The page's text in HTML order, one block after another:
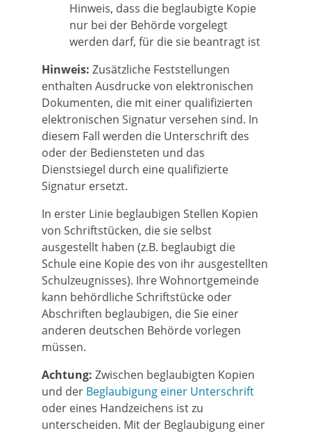
Hinweis, dass die beglaubigte Kopie
nur bei der Behörde vorgelegt
werden darf, für die sie beantragt ist
Hinweis: Zusätzliche Feststellungen
enthalten Ausdrucke von elektronischen
Dokumenten, die mit einer qualifizierten
elektronischen Signatur versehen sind. In
diesem Fall werden die Unterschrift des
oder der Bediensteten und das
Dienstsiegel durch eine qualifizierte
Signatur ersetzt.
In erster Linie beglaubigen Stellen Kopien
von Schriftstücken, die sie selbst
ausgestellt haben (z.B. beglaubigt die
Schule eine Kopie des von ihr ausgestellten
Schulzeugnisses). Ihre Wohnortgemeinde
kann behördliche Schriftstücke oder
Abschriften beglaubigen, die Sie einer
anderen deutschen Behörde vorlegen
müssen.
Achtung: Zwischen beglaubigten Kopien
und der Beglaubigung einer Unterschrift
oder eines Handzeichens ist zu
unterscheiden. Mit der Beglaubigung einer